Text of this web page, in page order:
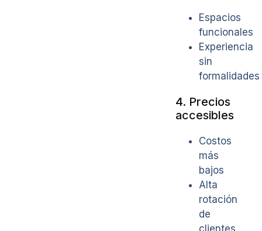
Espacios
funcionales
Experiencia
sin
formalidades
4. Precios
accesibles
Costos
más
bajos
Alta
rotación
de